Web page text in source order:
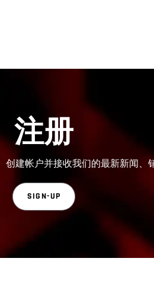
注册
创建帐户并接收我们的最新新闻、
SIGN-UP